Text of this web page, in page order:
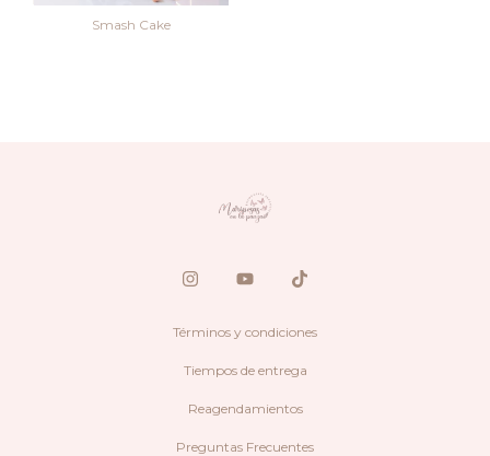
Smash Cake
Términos y condiciones
Tiempos de entrega
Reagendamientos
Preguntas Frecuentes